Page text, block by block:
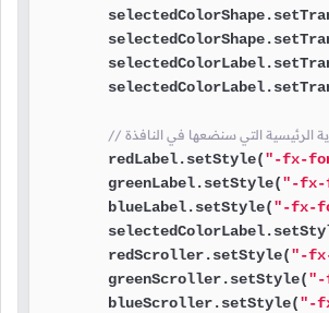
الرئيسية التي سنضعها في النافذة
        redLabel.setStyle(
"-fx-
        greenLabel.setStyle(
"-fx-
        blueLabel.setStyle(
"-fx-
        redScroller.setStyle(
"-
        greenScroller.setStyle(
"-
        blueScroller.setStyle(
"-